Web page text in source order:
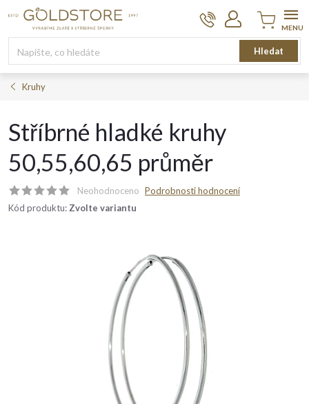
Hledat
Nákupní
košík
Kruhy
Stříbrné hladké kruhy
50,55,60,65 průměr
Neohodnoceno Podrobnosti hodnocení
Kód produktu: Zvolte variantu